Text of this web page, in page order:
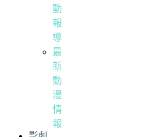
動
報
導
最
新
動
漫
情
報